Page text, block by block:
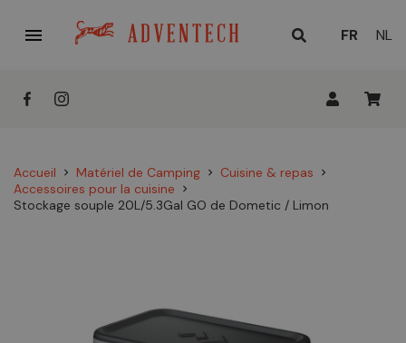

LANGUE
FR NL
Accueil chevron_right Matériel de Camping chevron_right Cuisine & repas chevron_right
Accessoires pour la cuisine chevron_right
Stockage souple 20L/5.3Gal GO de Dometic / Limon